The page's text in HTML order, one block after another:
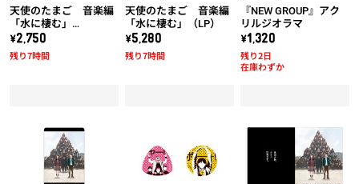
天使のたまご 音楽編
「水に棲む」
（UHQCD）
\2,750
残り7時間
天使のたまご 音楽編
「水に棲む」（LP）
\5,280
残り7時間
『NEW GROUP』アク
リルジオラマ
\1,320
在庫わずか
残り2日